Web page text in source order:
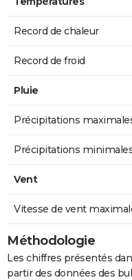
Record de chaleur
Record de froid
Pluie
Précipitations
Précipitations
Vent
Vitesse de vent
Méthodologie
Les chiffres présentés
partir des données des